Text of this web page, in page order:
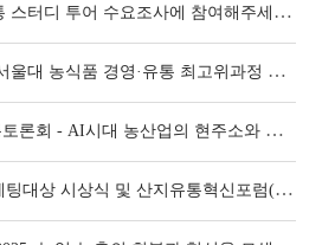
2026년도 신유통 스터디 투어 수요조사에 참여해주세요!(1074호)
2026년 제14기 서울대 농식품 경영·유통 최고위과정 모집 안내(1073호)
제 108차 신유통토론회 - AI시대 농산업의 현주소와 미래 대응방안(1064호)
2025 농산물마케팅대상 시상식 및 산지유통혁신포럼(1064호)